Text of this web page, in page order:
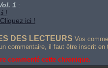
1 :
!
Cliquez ici !
DES LECTEURS Vos
commentaire, il faut être inscrit
commenté cette chronique.